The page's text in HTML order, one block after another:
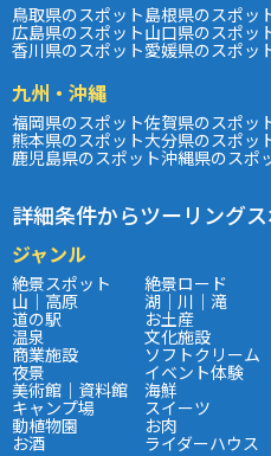
鳥取県のスポット島根県のスポッ
広島県のスポット山口県のスポッ
香川県のスポット愛媛県のスポッ
九州・沖縄
福岡県のスポット佐賀県のスポッ
熊本県のスポット大分県のスポッ
鹿児島県のスポット沖縄県のスポ
詳細条件からツーリング
ジャンル
絶景スポット 絶景ロード
山｜高原 湖｜川｜滝
道の駅 お土産
温泉 文化施設
商業施設 ソフトクリーム
夜景 イベント体験
美術館｜資料館 海鮮
キャンプ場 スイーツ
動植物園 お肉
お酒 ライダーハウス